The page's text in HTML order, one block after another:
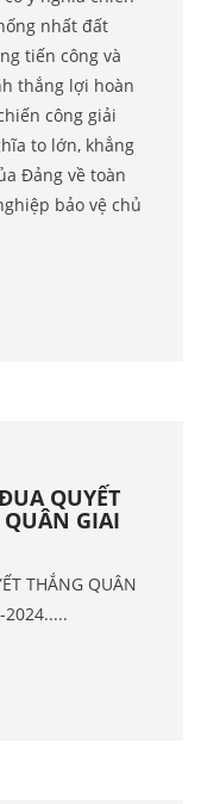
nhất đất
tiến công và
thắng lợi hoàn
công giải
to lớn, khẳng
Đảng về toàn
bảo vệ chủ
QUYẾT
GIAI
THẮNG QUÂN
2024.....